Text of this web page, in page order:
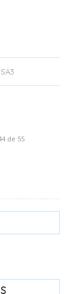
de 55